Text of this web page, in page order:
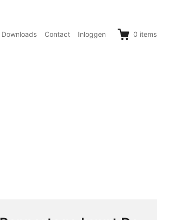
Downloads Contact Inloggen 0 items